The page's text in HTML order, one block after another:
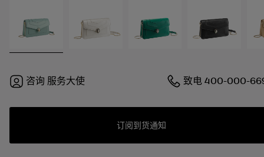
咨询 服务大使 致电400-000-
订阅到货通知